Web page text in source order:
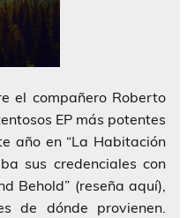
el compañero Roberto
EP más potentes
año en “La Habitación
sus credenciales con
Behold” (reseña aquí),
de dónde provienen.